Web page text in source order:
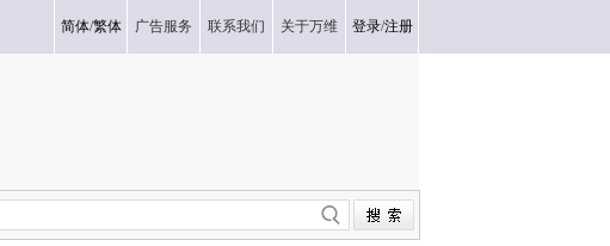
简体/繁体 广告服务 联系我们 关于万维 登录/注册